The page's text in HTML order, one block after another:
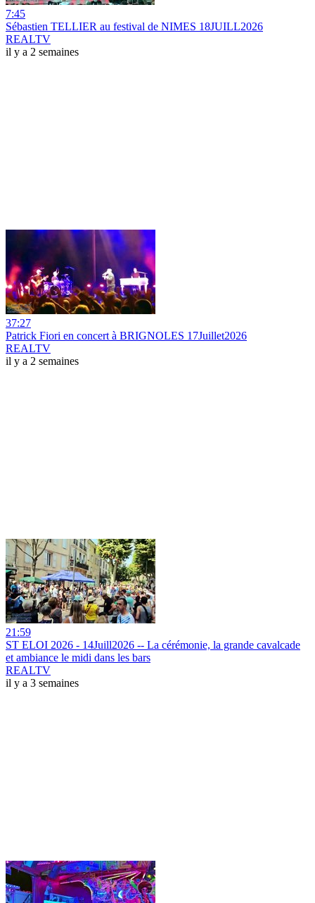
7:45
Sébastien TELLIER au festival de NIMES 18JUILL2026
REALTV
il y a 2 semaines
37:27
Patrick Fiori en concert à BRIGNOLES 17Juillet2026
REALTV
il y a 2 semaines
21:59
ST ELOI 2026 - 14Juill2026 -- La cérémonie, la grande cavalcade
et ambiance le midi dans les bars
REALTV
il y a 3 semaines